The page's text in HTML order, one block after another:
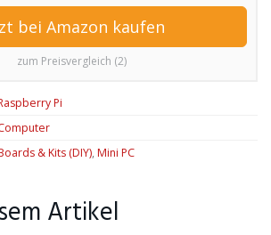
bei Amazon kaufen
zum Preisvergleich (2)
Pi
& Kits (DIY), Mini PC
Artikel